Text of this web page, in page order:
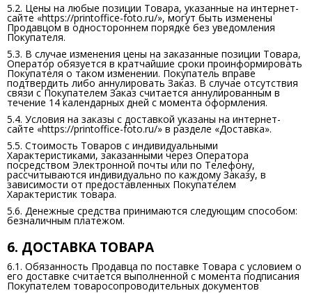
5.2. Цены на любые позиции Товара, указанные на интернет-
сайте «https://printoffice-foto.ru/», могут быть изменены
Продавцом в одностороннем порядке без уведомления
Покупателя.
5.3. В случае изменения цены на заказанные позиции Товара,
Оператор обязуется в кратчайшие сроки проинформировать
Покупателя о таком изменении. Покупатель вправе
подтвердить либо аннулировать Заказ. В случае отсутствия
связи с Покупателем Заказ считается аннулированным в
течение 14 календарных дней с момента оформления.
5.4. Условия на заказы с доставкой указаны на интернет-
сайте «https://printoffice-foto.ru/» в разделе «Доставка».
5.5. Стоимость Товаров с индивидуальными
Характеристиками, заказанными через Оператора
посредством Электронной почты или по Телефону,
рассчитываются индивидуально по каждому Заказу, в
зависимости от предоставленных Покупателем
Характеристик товара.
5.6. Денежные средства принимаются следующим способом:
безналичным платежом.
6. ДОСТАВКА ТОВАРА
6.1. Обязанность Продавца по поставке Товара с условием о
его доставке считается выполненной с момента подписания
Покупателем товаросопроводительных документов